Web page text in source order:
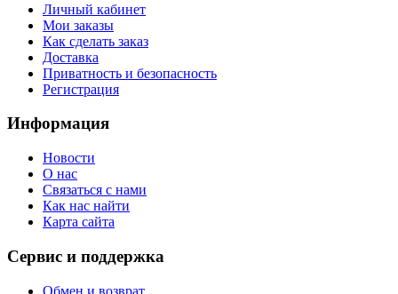
Личный кабинет
Мои заказы
Как сделать заказ
Доставка
Приватность и безопасность
Регистрация
Информация
Новости
О нас
Связаться с нами
Как нас найти
Карта сайта
Сервис и поддержка
Обмен и возврат